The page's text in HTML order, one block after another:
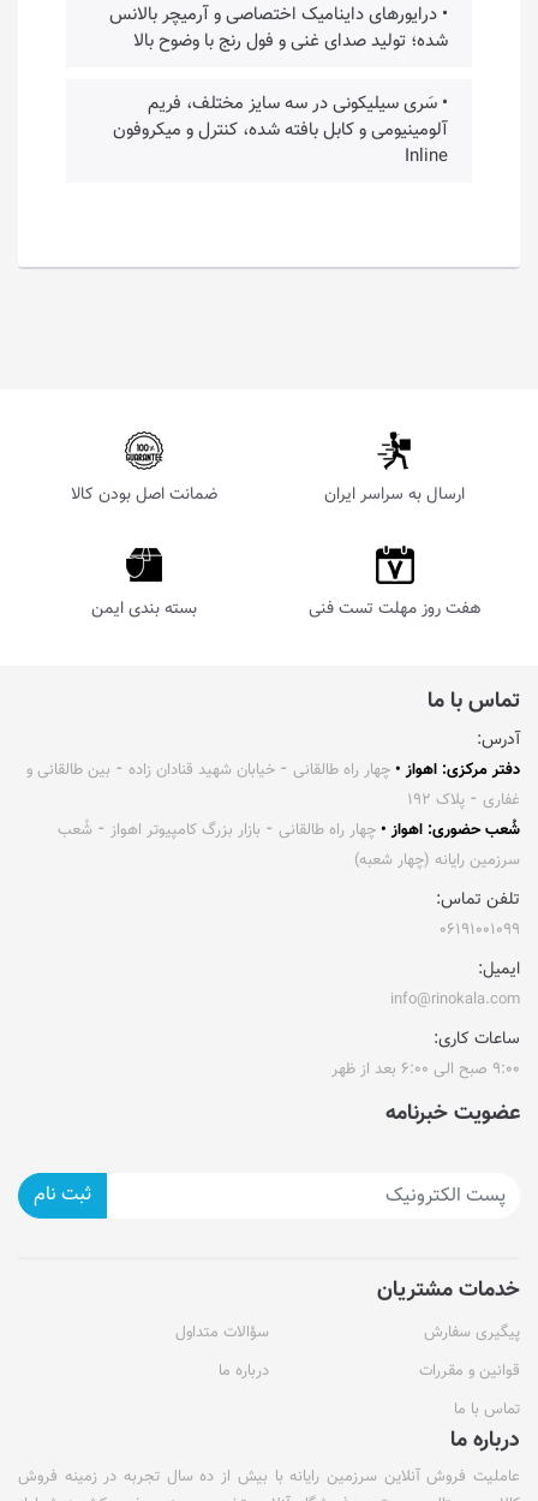
• درایورهای داینامیک اختصاصی و آرمیچر بالانس
شده؛ تولید صدای غنی و فول رنج با وضوح بالا
• سَری سیلیکونی در سه سایز مختلف، فریم
آلومینیومی و کابل بافته شده، کنترل و میکروفون
Inline
ارسال به سراسر ایران ضمانت اصل بودن کالا
هفت روز مهلت تست فنی بسته بندی ایمن
تماس با ما
آدرس:
دفتر مرکزی: اهواز • چهار راه طالقانی ⁃ خیابان شهید قنادان زاده ⁃ بین طالقانی و
غفاری ⁃ پلاک ۱۹۲
شُعب حضوری: اهواز • چهار راه طالقانی ⁃ بازار بزرگ کامپیوتر اهواز ⁃ شُعب
سرزمین رایانه (چهار شعبه)
تلفن تماس:
۰۶۱۹۱۰۰۱۰۹۹
ایمیل:
info@rinokala.com
ساعات کاری:
۹:۰۰ صبح الی ۶:۰۰ بعد از ظهر
عضویت خبرنامه
ثبت نام
خدمات مشتریان
پیگیری سفارش
سؤالات متداول
قوانین و مقررات
درباره ما
تماس با ما
درباره ما
عاملیت فروش آنلاین سرزمین رایانه با بیش از ده سال تجربه در زمینه فروش